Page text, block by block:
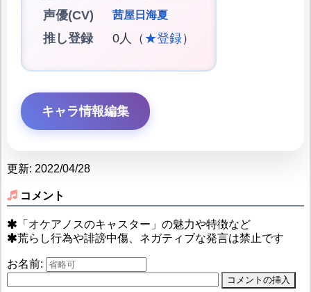
声優(CV)
茜屋日海夏
推し登録 0人（ ★登録）
キャラ情報編集
更新: 2022/04/28
コメント
「オケアノスのキャスター」の魅力や特徴など
荒らし行為や誹謗中傷、ネガティブな発言は禁止です
お名前: